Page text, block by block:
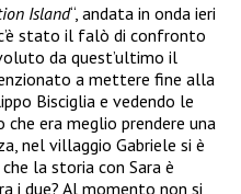
Island“, andata in onda ieri
stato il falò di confronto
da quest’ultimo il
a mettere fine alla
Bisciglia e vedendo le
era meglio prendere una
nel villaggio Gabriele si è
la storia con Sara è
i due? Al momento non si